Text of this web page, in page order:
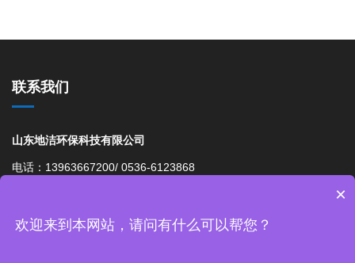
联系我们
山东地洁环保科技有限公司
电话：13963667200/ 0536-6123868
网址：http://www.bengzhan1.cn
×
欢迎来到本网站，请问有什么可以帮您？